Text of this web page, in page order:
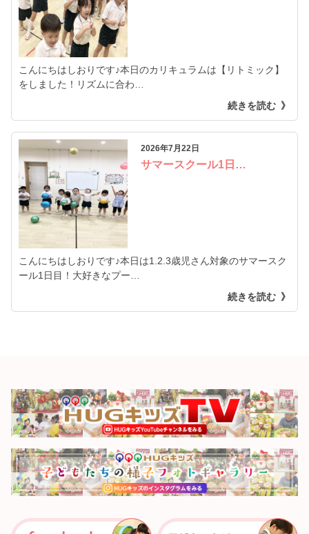
こんにちはしおりです♪本日のカリキュラムは【リトミック】
をしました！リズムに合わ…
続きを読む
2026年7月22日
サマースクール1日…
こんにちはしおりです♪本日は1.2.3歳児さん対象のサマースク
ール1日目！大好きなプー…
続きを読む